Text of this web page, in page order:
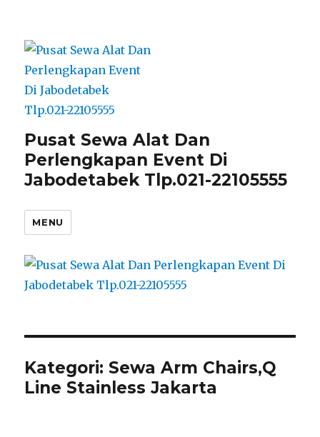
Pusat Sewa Alat Dan
Perlengkapan Event Di
Jabodetabek Tlp.021-22105555
MENU
Kategori: Sewa Arm Chairs,Q
Line Stainless Jakarta